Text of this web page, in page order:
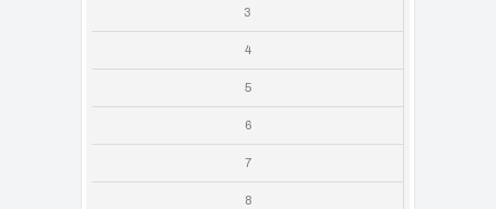
3
4
5
6
7
8